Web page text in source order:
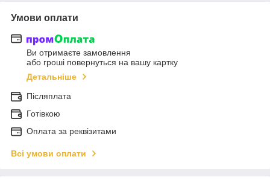
Умови оплати
Ви отримаєте замовлення
або гроші повернуться на вашу картку
Детальніше
Післяплата
Готівкою
Оплата за реквізитами
Всі умови оплати